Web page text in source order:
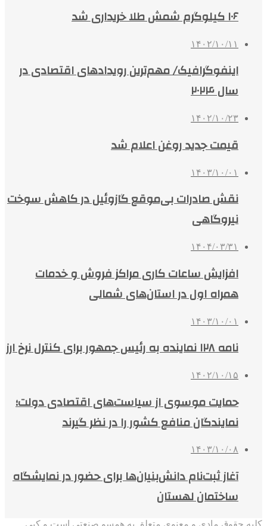
۱۰۶ کیلوگرم شمش طلا خریداری شد
۱۴۰۲/۱۰/۱۱
اینفوگرافیک/ مهم‌ترین رویدادهای اقتصادی در
سال ۲۰۲۴
۱۴۰۲/۱۰/۲۳
قیمت جدید روغن اعلام شد
۱۴۰۳/۱۰/۰۱
نقش صادرات بی‌موقع گازوئیل در کاهش سوخت
نیروگاهی
۱۴۰۴/۰۳/۳۱
افزایش ساعات کاری مراکز فروش و خدمات
همراه اول در استان‌های شمالی
۱۴۰۳/۱۰/۰۱
نامه ۱۲۸ نماینده به رئیس جمهور برای کنترل نرخ ارز
۱۴۰۲/۱۰/۱۵
حمایت موسوی از سیاست‌های اقتصادی دولت؛
نمایندگان منافع کشور را در نظر گیرند
۱۴۰۳/۱۰/۰۸
آغاز ثبت‌نام دانش‌بنیان‌ها برای حضور در نمایشگاه
ساختمان لهستان
کلیه حقوق مادی و معنوی متعلق به همسو صنعتی است و کپی